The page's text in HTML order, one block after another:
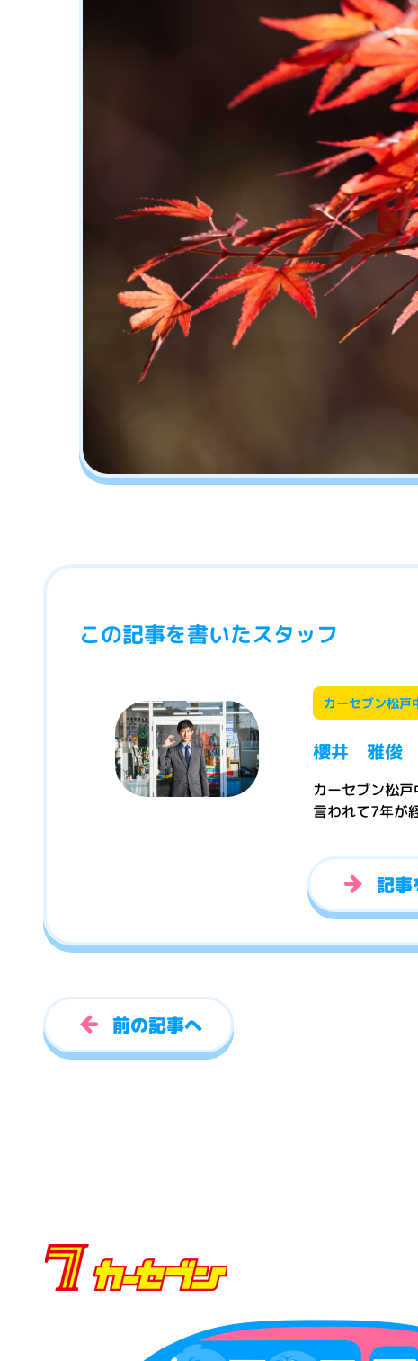
この記事を書いたスタッフ
カーセブン松戸
櫻井 雅俊
カーセブン松
言われて7年が
記事
前の記事へ